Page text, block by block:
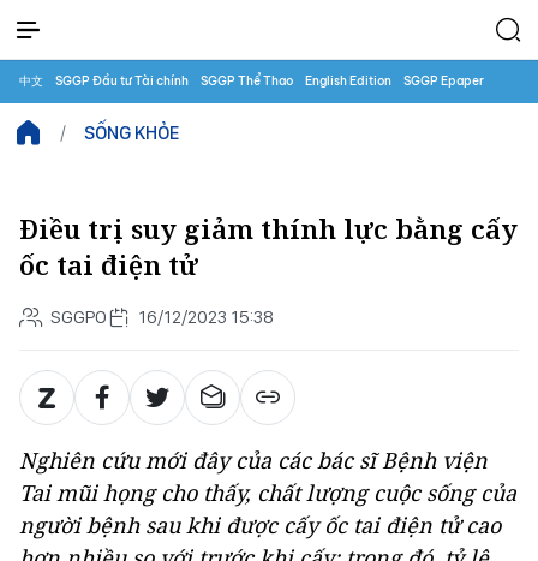
中文 SGGP Đầu tư Tài chính SGGP Thể Thao English Edition SGGP Epaper
SỐNG KHỎE
Điều trị suy giảm thính lực bằng cấy
ốc tai điện tử
SGGPO 16/12/2023 15:38
Nghiên cứu mới đây của các bác sĩ Bệnh viện
Tai mũi họng cho thấy, chất lượng cuộc sống của
người bệnh sau khi được cấy ốc tai điện tử cao